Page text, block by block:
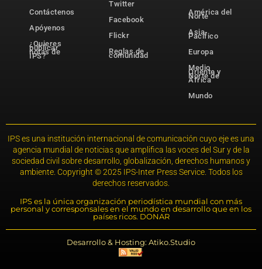
Contáctenos
Apóyenos
¿Quieres
publicar
notas de
IPS?
Twitter
Facebook
Flickr
Reglas de
comunidad
América del
Norte
Asia-
Pacífico
Europa
Medio
Oriente y
Norte de
África
Mundo
IPS es una institución internacional de comunicación cuyo eje es una
agencia mundial de noticias que amplifica las voces del Sur y de la
sociedad civil sobre desarrollo, globalización, derechos humanos y
ambiente. Copyright © 2025 IPS-Inter Press Service. Todos los
derechos reservados.
IPS es la única organización periodística mundial con más
personal y corresponsales en el mundo en desarrollo que en los
países ricos. DONAR
Desarrollo & Hosting: Atiko.Studio